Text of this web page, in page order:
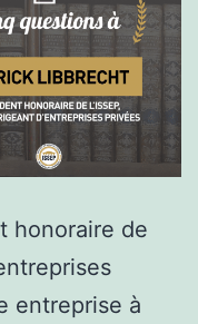
honoraire de
entreprise à